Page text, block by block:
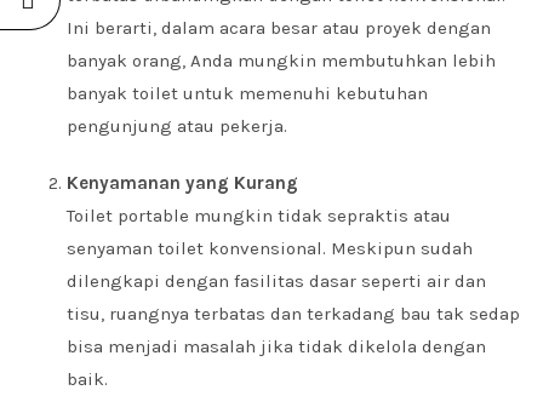
Ini berarti, dalam acara besar atau proyek dengan
banyak orang, Anda mungkin membutuhkan lebih
banyak toilet untuk memenuhi kebutuhan
pengunjung atau pekerja.
Kenyamanan yang Kurang
Toilet portable mungkin tidak sepraktis atau
senyaman toilet konvensional. Meskipun sudah
dilengkapi dengan fasilitas dasar seperti air dan
tisu, ruangnya terbatas dan terkadang bau tak sedap
bisa menjadi masalah jika tidak dikelola dengan
baik.